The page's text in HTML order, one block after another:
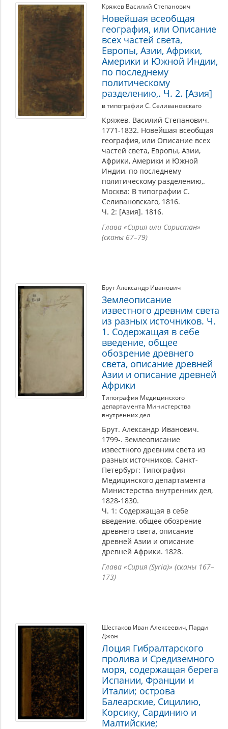
Кряжев Василий Степанович
Новейшая всеобщая
география, или Описание
всех частей света,
Европы, Азии, Африки,
Америки и Южной Индии,
по последнему
политическому
разделению,. Ч. 2. [Азия]
в типографии С. Селивановскаго
Кряжев. Василий Степанович.
1771-1832. Новейшая всеобщая
география, или Описание всех
частей света, Европы, Азии,
Африки, Америки и Южной
Индии, по последнему
политическому разделению,.
Москва: В типографии С.
Селивановскаго, 1816.
Ч. 2: [Азия]. 1816.
Глава «Сирия или Сористан»
(сканы 67–79)
Брут Александр Иванович
Землеописание
известного древним света
из разных источников. Ч.
1. Содержащая в себе
введение, общее
обозрение древнего
света, описание древней
Азии и описание древней
Африки
Типография Медицинского
департамента Министерства
внутренних дел
Брут. Александр Иванович.
1799-. Землеописание
известного древним света из
разных источников. Санкт-
Петербург: Типография
Медицинского департамента
Министерства внутренних дел,
1828-1830.
Ч. 1: Содержащая в себе
введение, общее обозрение
древнего света, описание
древней Азии и описание
древней Африки. 1828.
Глава «Сирия (Syria)» (сканы 167–
173)
Шестаков Иван Алексеевич, Парди
Джон
Лоция Гибралтарского
пролива и Средиземного
моря, содержащая берега
Испании, Франции и
Италии; острова
Балеарские, Сицилию,
Корсику, Сардинию и
Малтийские;